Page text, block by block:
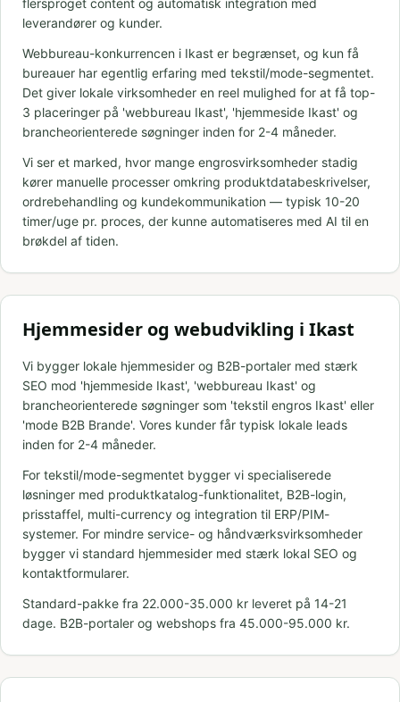
flersproget content og automatisk integration med
leverandører og kunder.
Webbureau-konkurrencen i Ikast er begrænset, og kun få
bureauer har egentlig erfaring med tekstil/mode-segmentet.
Det giver lokale virksomheder en reel mulighed for at få top-
3 placeringer på 'webbureau Ikast', 'hjemmeside Ikast' og
brancheorienterede søgninger inden for 2-4 måneder.
Vi ser et marked, hvor mange engrosvirksomheder stadig
kører manuelle processer omkring produktdatabeskrivelser,
ordrebehandling og kundekommunikation — typisk 10-20
timer/uge pr. proces, der kunne automatiseres med AI til en
brøkdel af tiden.
Hjemmesider og webudvikling i Ikast
Vi bygger lokale hjemmesider og B2B-portaler med stærk
SEO mod 'hjemmeside Ikast', 'webbureau Ikast' og
brancheorienterede søgninger som 'tekstil engros Ikast' eller
'mode B2B Brande'. Vores kunder får typisk lokale leads
inden for 2-4 måneder.
For tekstil/mode-segmentet bygger vi specialiserede
løsninger med produktkatalog-funktionalitet, B2B-login,
prisstaffel, multi-currency og integration til ERP/PIM-
systemer. For mindre service- og håndværksvirksomheder
bygger vi standard hjemmesider med stærk lokal SEO og
kontaktformularer.
Standard-pakke fra 22.000-35.000 kr leveret på 14-21
dage. B2B-portaler og webshops fra 45.000-95.000 kr.